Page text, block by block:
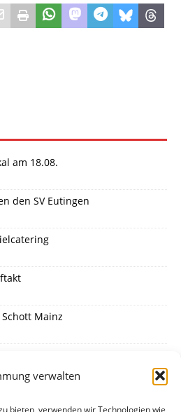
verwalten
bieten, verwenden wir Technologien wie
am 18.08.
den SV Eutingen
Mainz